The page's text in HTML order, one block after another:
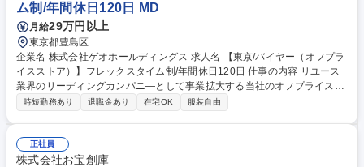
ム制/年間休日120日 MD
月給29万円以上
東京都豊島区
企業名 株式会社ゲオホールディングス 求人名 【東京/バイヤー（オフプラ
イスストア）】フレックスタイム制/年間休日120日 仕事の内容 リユース
業界のリーディングカンパニ―として事業拡大する当社のオフプライスス
トア事業において、「Luck Rack(ラックラック)」の雑貨部門のバイヤー
ム毎のプライシング■仕入進捗を鑑みた発注と計画に沿った納期管理※雑
貨：メンズ服飾、レディース服飾、生活雑貨 【オフプライスストアとは】
時短勤務あり 退職金あり 在宅OK 服装自由
正社員
株式会社お宝創庫